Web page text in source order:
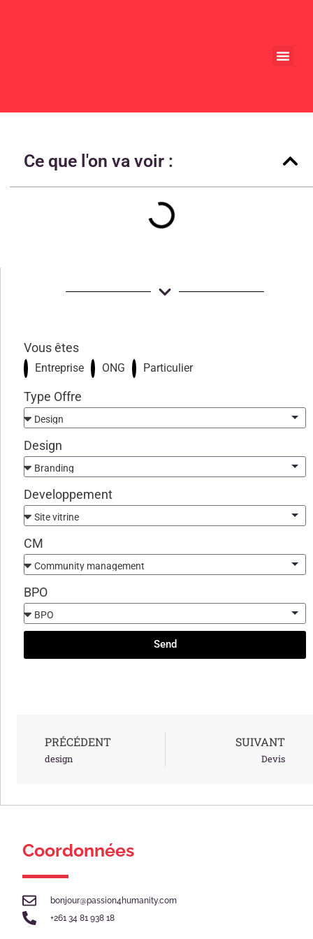
Ce que l'on va voir :
Vous êtes
Entreprise ONG Particulier
Type Offre
Design
Developpement
CM
BPO
Send
PRÉCÉDENT
design
SUIVANT
Devis
Coordonnées
bonjour@passion4humanity.com
+261 34 81 938 18